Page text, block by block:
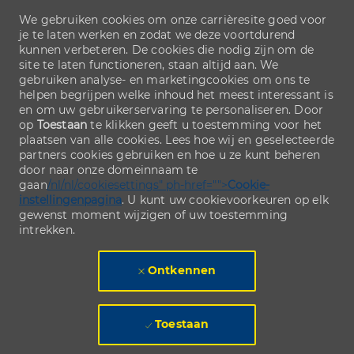
We gebruiken cookies om onze carrièresite goed voor
je te laten werken en zodat we deze voortdurend
kunnen verbeteren. De cookies die nodig zijn om de
site te laten functioneren, staan altijd aan. We
gebruiken analyse- en marketingcookies om ons te
helpen begrijpen welke inhoud het meest interessant is
en om uw gebruikerservaring te personaliseren. Door
op Toestaan te klikken geeft u toestemming voor het
plaatsen van alle cookies. Lees hoe wij en geselecteerde
partners cookies gebruiken en hoe u ze kunt beheren
door naar onze domeinnaam te
gaan/nl/nl/cookiesettings" ph-href="">Cookie-
instellingenpagina. U kunt uw cookievoorkeuren op elk
gewenst moment wijzigen of uw toestemming
intrekken.
Ontkennen
Toestaan